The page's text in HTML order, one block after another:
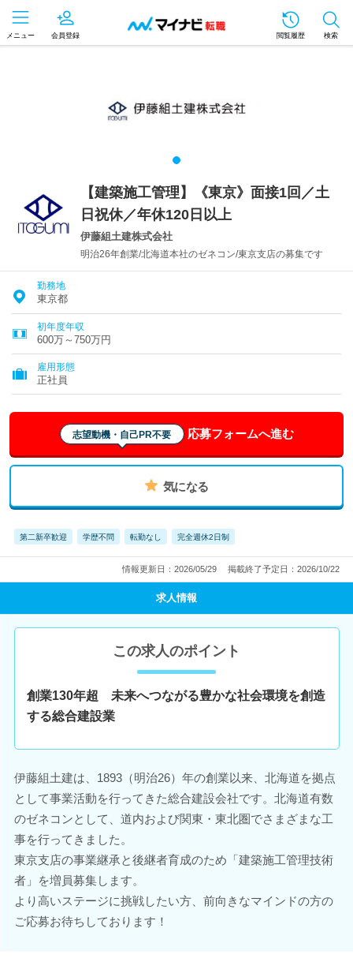
メニュー 会員登録 閲覧履歴 検索
【建築施工管理】《東京》面接1回／土
日祝休／年休120日以上
伊藤組土建株式会社
明治26年創業/北海道本社のゼネコン/東京支店の募集です
勤務地
東京都
初年度年収
600万～750万円
雇用形態
正社員
志望動機・自己PR不要 応募フォームへ進む
気になる
第二新卒歓迎 学歴不問 転勤なし 完全週休2日制
情報更新日：2026/05/29 掲載終了予定日：2026/10/22
求人情報
この求人のポイント
創業130年超 未来へつながる豊かな社会環境を創造
する総合建設業
伊藤組土建は、1893（明治26）年の創業以来、北海道を拠点
として事業活動を行ってきた総合建設会社です。北海道有数
のゼネコンとして、道内および関東・東北圏でさまざまな工
事を行ってきました。
東京支店の事業継承と後継者育成のため「建築施工管理技術
者」を増員募集します。
より高いステージに挑戦したい方、前向きなマインドの方の
ご応募お待ちしております！